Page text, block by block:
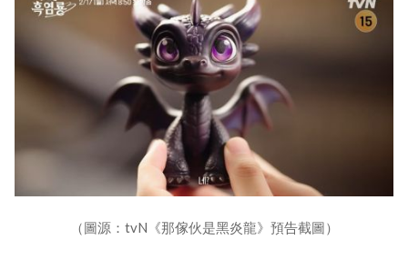
（圖源：tvN《那傢伙是黑炎龍》預告截圖）